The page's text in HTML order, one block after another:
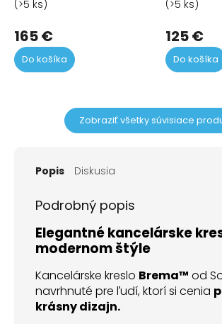
(>5 ks)
165 €
Do košíka
(>5 ks)
125 €
Do košíka
Zobraziť všetky súvisiace
Popis Diskusia
Podrobný popis
Elegantné kancelárske
modernom štýle
Kancelárske kreslo Brema™ od
navrhnuté pre ľudí, ktorí si cenia
krásny dizajn.